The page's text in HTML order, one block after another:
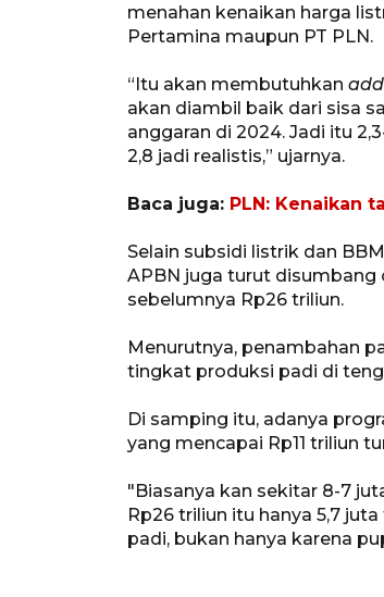
menahan kenaikan harga
Pertamina maupun PT PLN.
“Itu akan membutuhkan
akan diambil baik dari sisa
anggaran di 2024. Jadi itu
2,8 jadi realistis,” ujarnya.
Baca juga: PLN: Kenaikan
Selain subsidi listrik dan
APBN juga turut disumbang
sebelumnya Rp26 triliun.
Menurutnya, penambahan
tingkat produksi padi di
Di samping itu, adanya
yang mencapai Rp11 triliun
"Biasanya kan sekitar 8-7
Rp26 triliun itu hanya 5,7
padi, bukan hanya karena